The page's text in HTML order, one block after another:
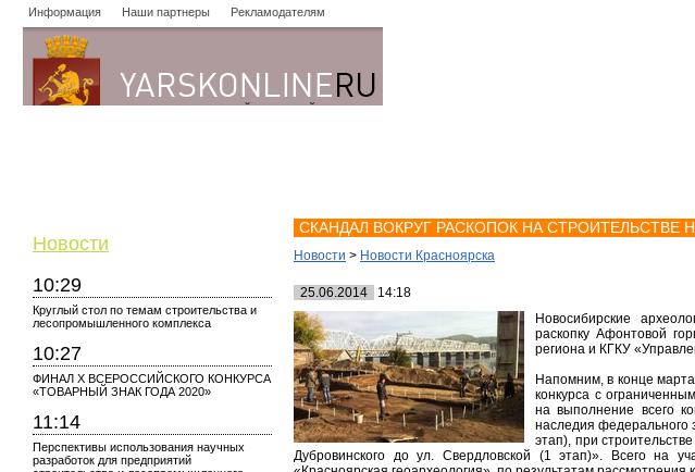
Информация Наши партнеры Рекламодателям
Новости
10:29
Круглый стол по темам строительства и
лесопромышленного комплекса
10:27
ФИНАЛ X ВСЕРОССИЙСКОГО КОНКУРСА
«ТОВАРНЫЙ ЗНАК ГОДА 2020»
11:14
Перспективы использования научных
разработок для предприятий
СКАНДАЛ ВОКРУГ РАСКОПОК НА
Новости > Новости Красноярска
25.06.2014
14:18
Новосибирские
раскопку Афонтовой
региона и КГКУ
Напомним, в конце
конкурса с
на выполнение всего
наследия федерального
этап), при
Дубровинского до ул. Свердловской (1 этап)». Всего на